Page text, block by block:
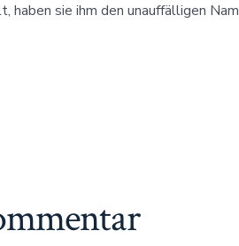
haben sie ihm den unauffälligen